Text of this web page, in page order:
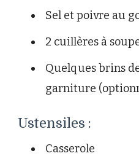
Sel et poivre au
2 cuillères à
Quelques brins
garniture
Ustensiles :
Casserole